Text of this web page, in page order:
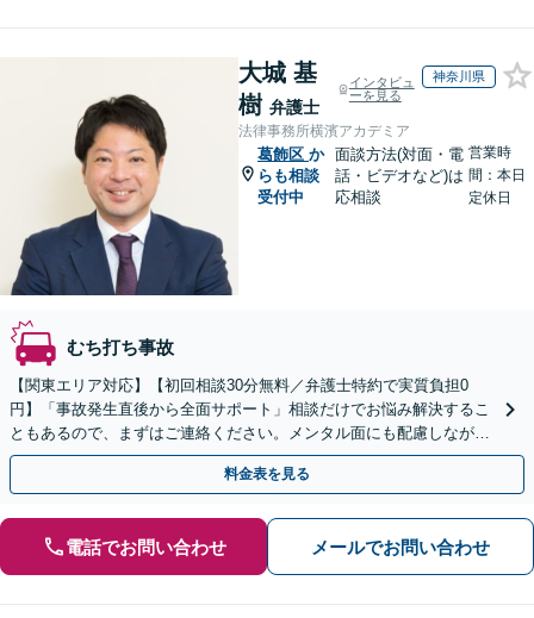
大城 基
樹 弁護士
インタビュ
ーを見る
神奈川県
法律事務所横濱アカデミア
葛飾区 か
らも相談
受付中
面談方法(対面・電
話・ビデオなど)は
応相談
営業時
間：本日
定休日
むち打ち事故
【関東エリア対応】【初回相談30分無料／弁護士特約で実質負担0
円】「事故発生直後から全面サポート」相談だけでお悩み解決するこ
ともあるので、まずはご連絡ください。メンタル面にも配慮しながら
懇切丁寧に対応いたします「死亡事故から軽傷事故まで」
料金表を見る
電話でお問い合わせ メールでお問い合わせ